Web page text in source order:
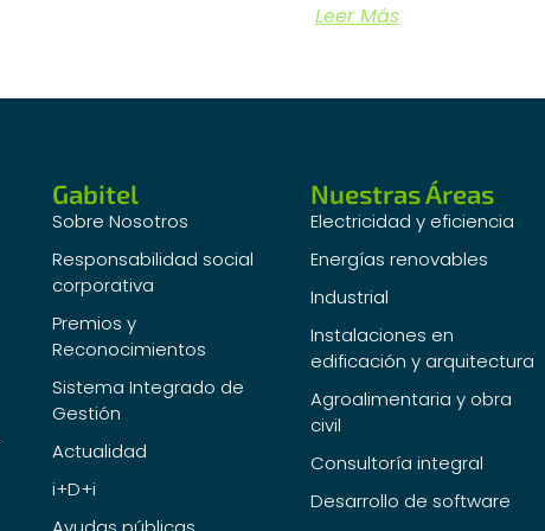
Leer Más
Gabitel
Sobre Nosotros
Responsabilidad social
corporativa
Premios y
Reconocimientos
Sistema Integrado de
Gestión
Actualidad
i+D+i
Nuestras Áreas
Electricidad y eficiencia
Energías renovables
Industrial
Instalaciones en
edificación y arquitectura
Agroalimentaria y obra
civil
Consultoría integral
Desarrollo de software